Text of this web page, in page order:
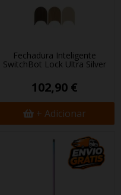
Fechadura Inteligente
SwitchBot Lock Ultra Silver
102,90 €
+ Adicionar